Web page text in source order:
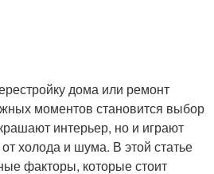
дома или ремонт
моментов становится выбор
интерьер, но и играют
холода и шума. В этой статье
факторы, которые стоит